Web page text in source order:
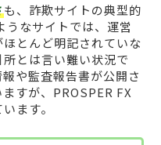
も、詐欺サイトの典型的
うなサイトでは、運営
とんど明記されていな
とは言い難い状況で
や監査報告書が公開さ
すが、PROSPER FX
ます。